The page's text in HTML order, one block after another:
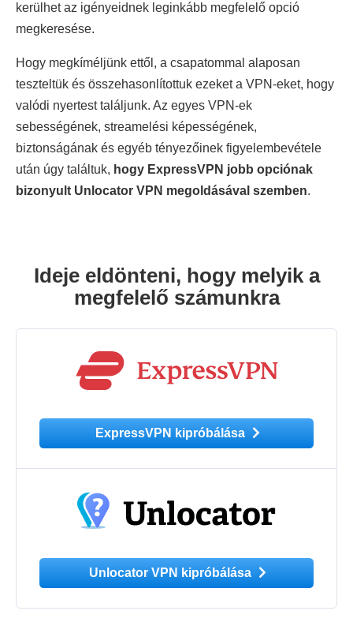
kerülhet az igényeidnek leginkább megfelelő opció
megkeresése.
Hogy megkíméljünk ettől, a csapatommal alaposan
teszteltük és összehasonlítottuk ezeket a VPN-eket, hogy
valódi nyertest találjunk. Az egyes VPN-ek
sebességének, streamelési képességének,
biztonságának és egyéb tényezőinek figyelembevétele
után úgy találtuk, hogy ExpressVPN jobb opciónak
bizonyult Unlocator VPN megoldásával szemben.
Ideje eldönteni, hogy melyik a
megfelelő számunkra
ExpressVPN kipróbálása
Unlocator VPN kipróbálása